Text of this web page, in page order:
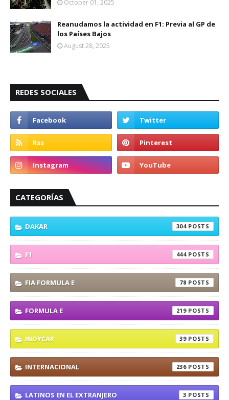
October 01, 2025
Reanudamos la actividad en F1: Previa al GP de
los Países Bajos
August 28, 2025
REDES SOCIALES
CATEGORÍAS
DAKAR 304
F1 444
FIA FORMULA E 78
FORMULA E 219
INDYCAR 39
INTERNACIONAL 236
LATINOS EN EL EXTRANJERO 3